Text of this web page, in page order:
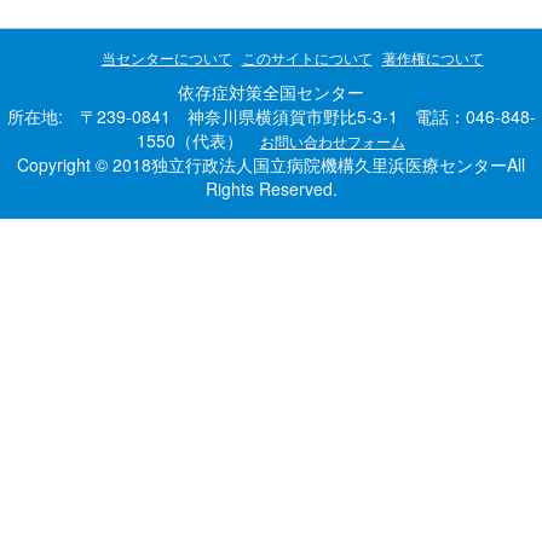
当センターについて このサイトについて 著作権について
依存症対策全国センター
所在地: 〒239-0841 神奈川県横須賀市野比5-3-1 電話：046-848-
1550（代表）
お問い合わせフォーム
Copyright © 2018独立行政法人国立病院機構久里浜医療センターAll
Rights Reserved.